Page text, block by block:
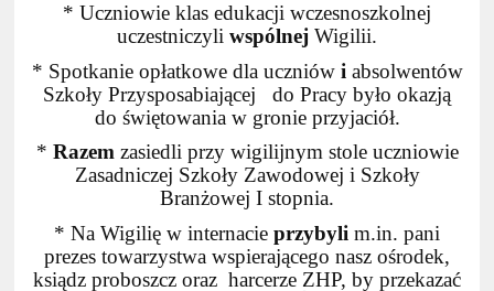
* Uczniowie klas edukacji wczesnoszkolnej
uczestniczyli wspólnej Wigilii.
* Spotkanie opłatkowe dla uczniów i absolwentów
Szkoły Przysposabiającej do Pracy było okazją
do świętowania w gronie przyjaciół.
* Razemzasiedli przy wigilijnym stole uczniowie
Zasadniczej Szkoły Zawodowej i Szkoły
Branżowej I stopnia.
* Na Wigilię w internacie przybyli m.in. pani
prezes towarzystwa wspierającego nasz ośrodek,
ksiądz proboszcz oraz harcerze ZHP, by przekazać